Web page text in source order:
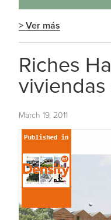
> Ver más
Riches
viviendas
March 19, 2011